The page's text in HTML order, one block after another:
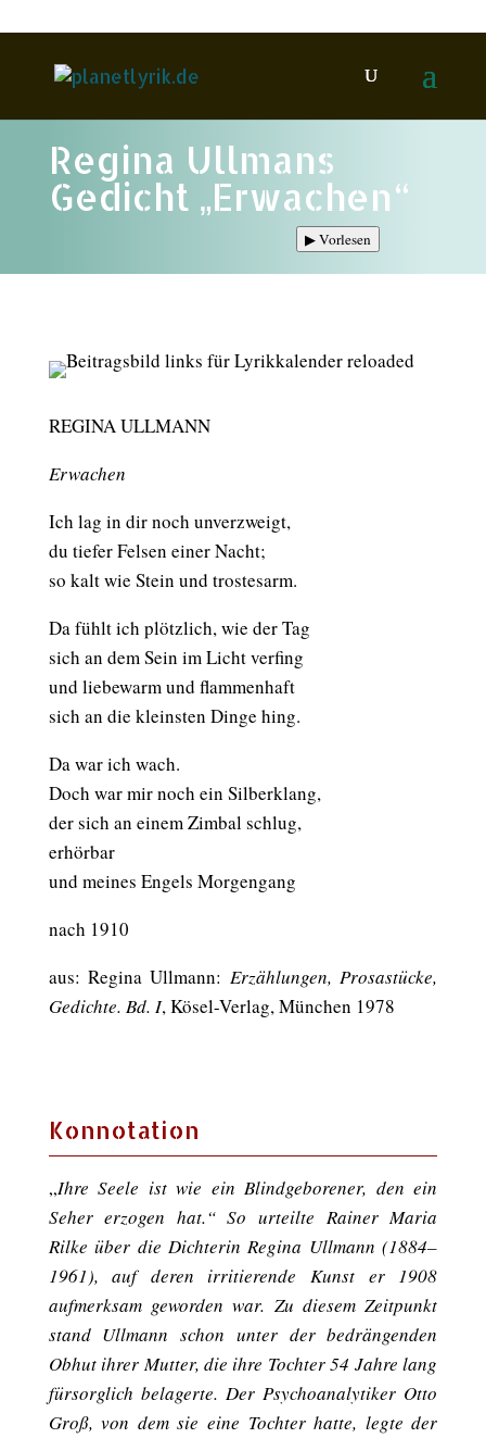
Regina Ullmans
Gedicht „Erwachen“
▶Vorlesen
REGINA ULLMANN
Erwachen
Ich lag in dir noch unverzweigt,
du tiefer Felsen einer Nacht;
so kalt wie Stein und trostesarm.
Da fühlt ich plötzlich, wie der Tag
sich an dem Sein im Licht verfing
und liebewarm und flammenhaft
sich an die kleinsten Dinge hing.
Da war ich wach.
Doch war mir noch ein Silberklang,
der sich an einem Zimbal schlug,
erhörbar
und meines Engels Morgengang
nach 1910
aus: Regina Ullmann: Erzählungen, Prosastücke,
Gedichte. Bd. I, Kösel-Verlag, München 1978
Konnotation
„Ihre Seele ist wie ein Blindgeborener, den ein
Seher erzogen hat.“ So urteilte Rainer Maria
Rilke über die Dichterin Regina Ullmann (1884–
1961), auf deren irritierende Kunst er 1908
aufmerksam geworden war. Zu diesem Zeitpunkt
stand Ullmann schon unter der bedrängenden
Obhut ihrer Mutter, die ihre Tochter 54 Jahre lang
fürsorglich belagerte. Der Psychoanalytiker Otto
Groß, von dem sie eine Tochter hatte, legte der